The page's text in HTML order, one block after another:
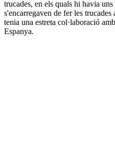
trucades, en els quals hi havia
s'encarregaven de fer les
tenia una estreta col·laboració
Espanya.